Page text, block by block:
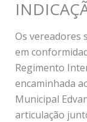
Os vereadores
em
Regimento
encaminhada
Municipal
articulação